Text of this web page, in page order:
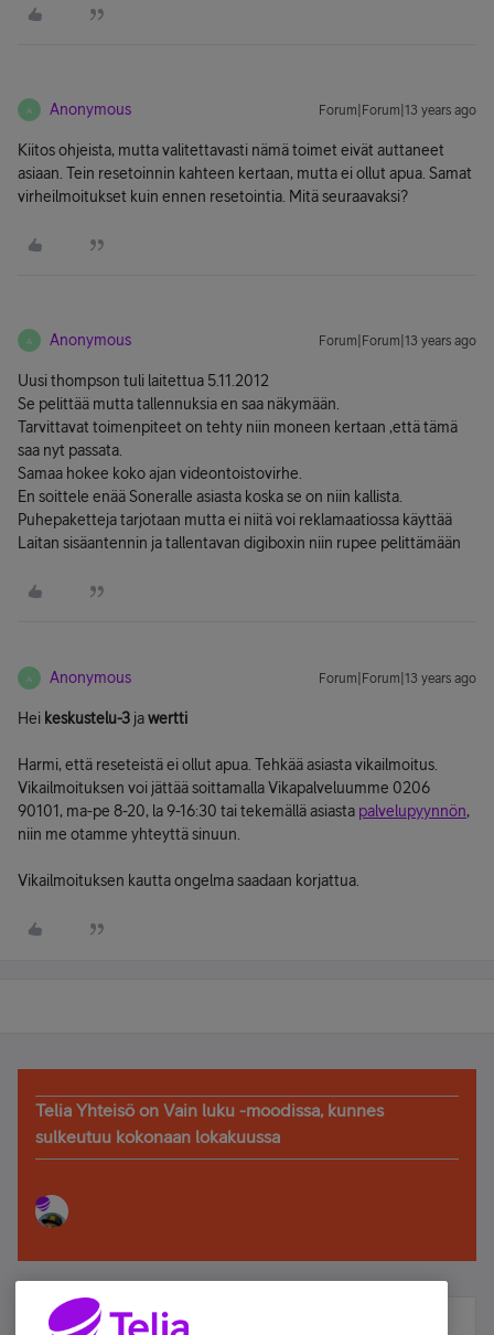
A Anonymous Forum|Forum|13 years ago
Kiitos ohjeista, mutta valitettavasti nämä toimet eivät auttaneet
asiaan. Tein resetoinnin kahteen kertaan, mutta ei ollut apua. Samat
virheilmoitukset kuin ennen resetointia. Mitä seuraavaksi?
A Anonymous Forum|Forum|13 years ago
Uusi thompson tuli laitettua 5.11.2012
Se pelittää mutta tallennuksia en saa näkymään.
Tarvittavat toimenpiteet on tehty niin moneen kertaan ,että tämä
saa nyt passata.
Samaa hokee koko ajan videontoistovirhe.
En soittele enää Soneralle asiasta koska se on niin kallista.
Puhepaketteja tarjotaan mutta ei niitä voi reklamaatiossa käyttää
Laitan sisäantennin ja tallentavan digiboxin niin rupee pelittämään
A Anonymous Forum|Forum|13 years ago
Hei keskustelu-3 jawertti
Harmi, että reseteistä ei ollut apua. Tehkää asiasta vikailmoitus.
Vikailmoituksen voi jättää soittamalla Vikapalveluumme 0206
90101, ma-pe 8-20, la 9-16:30 tai tekemällä asiasta palvelupyynnön,
niin me otamme yhteyttä sinuun.
Vikailmoituksen kautta ongelma saadaan korjattua.
Telia Yhteisö on Vain luku -moodissa, kunnes
sulkeutuu kokonaan lokakuussa